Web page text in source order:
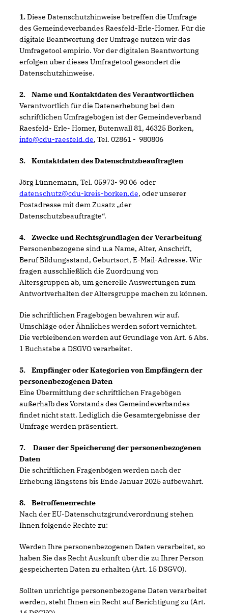
1. Diese Datenschutzhinweise betreffen die Umfrage
des Gemeindeverbandes Raesfeld-Erle-Homer. Für die
digitale Beantwortung der Umfrage nutzen wir das
Umfragetool empirio. Vor der digitalen Beantwortung
erfolgen über dieses Umfragetool gesondert die
Datenschutzhinweise.
2. Name und Kontaktdaten des Verantwortlichen
Verantwortlich für die Datenerhebung bei den
schriftlichen Umfragebögen ist der Gemeindeverband
Raesfeld- Erle- Homer, Butenwall 81, 46325 Borken,
info@cdu-raesfeld.de, Tel. 02861 - 980806
3. Kontaktdaten des Datenschutzbeauftragten
Jörg Lünnemann, Tel. 05973- 90 06 oder
datenschutz@cdu-kreis-borken.de, oder unserer
Postadresse mit dem Zusatz „der
Datenschutzbeauftragte“.
4. Zwecke und Rechtsgrundlagen der Verarbeitung
Personenbezogene sind u.a Name, Alter, Anschrift,
Beruf Bildungsstand, Geburtsort, E-Mail-Adresse. Wir
fragen ausschließlich die Zuordnung von
Altersgruppen ab, um generelle Auswertungen zum
Antwortverhalten der Altersgruppe machen zu können.
Die schriftlichen Fragebögen bewahren wir auf.
Umschläge oder Ähnliches werden sofort vernichtet.
Die verbleibenden werden auf Grundlage von Art. 6 Abs.
1 Buchstabe a DSGVO verarbeitet.
5. Empfänger oder Kategorien von Empfängern der
personenbezogenen Daten
Eine Übermittlung der schriftlichen Fragebögen
außerhalb des Vorstands des Gemeindeverbandes
findet nicht statt. Lediglich die Gesamtergebnisse der
Umfrage werden präsentiert.
7. Dauer der Speicherung der personenbezogenen
Daten
Die schriftlichen Fragenbögen werden nach der
Erhebung längstens bis Ende Januar 2025 aufbewahrt.
8. Betroffenenrechte
Nach der EU-Datenschutzgrundverordnung stehen
Ihnen folgende Rechte zu:
Werden Ihre personenbezogenen Daten verarbeitet, so
haben Sie das Recht Auskunft über die zu Ihrer Person
gespeicherten Daten zu erhalten (Art. 15 DSGVO).
Sollten unrichtige personenbezogene Daten verarbeitet
werden, steht Ihnen ein Recht auf Berichtigung zu (Art.